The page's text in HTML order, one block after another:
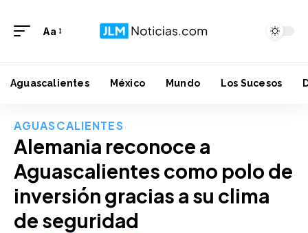
Aa
Aguascalientes México Mundo Los Sucesos
AGUASCALIENTES
Alemania reconoce a
Aguascalientes como polo de
inversión gracias a su clima
de seguridad